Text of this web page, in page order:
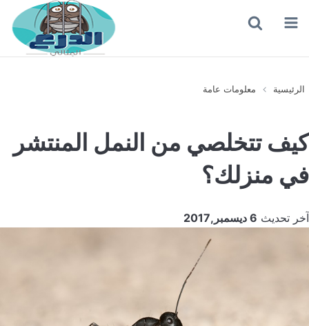
القائمة
عن الرئيسية معلومات عامة
كيف تتخلصي من النمل المنتشر
في منزلك؟
آخر تحديث 6 ديسمبر,2017